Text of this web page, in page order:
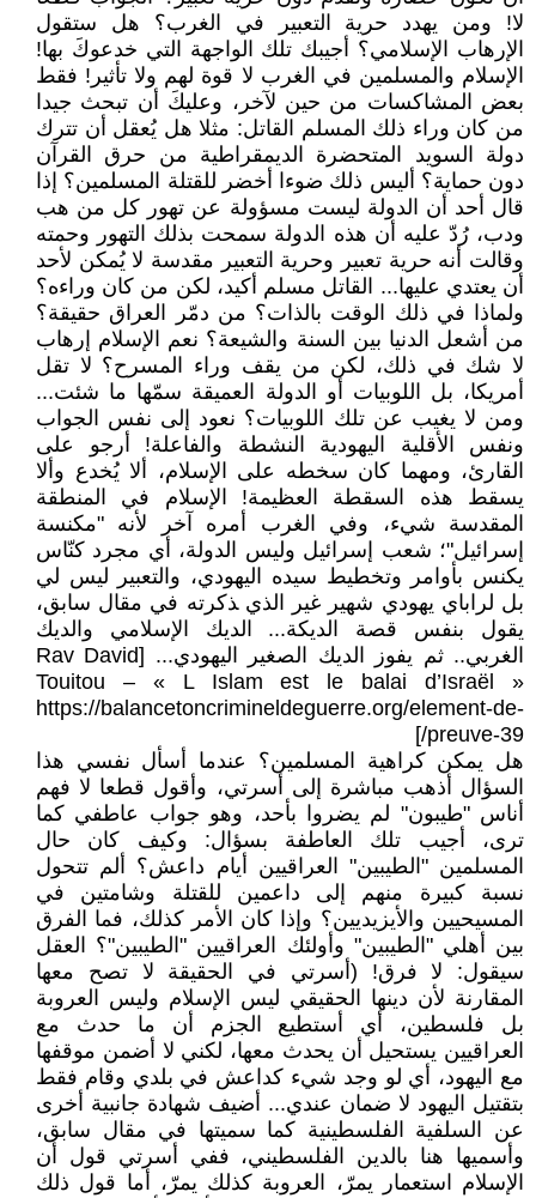
لا! ومن يهدد حرية التعبير في الغرب؟ هل ستقول
الإرهاب الإسلامي؟ أجيبك تلك الواجهة التي خدعوكَ بها!
الإسلام والمسلمين في الغرب لا قوة لهم ولا تأثير! فقط
بعض المشاكسات من حين لآخر، وعليكَ أن تبحث جيدا
من كان وراء ذلك المسلم القاتل: مثلا هل يُعقل أن تترك
دولة السويد المتحضرة الديمقراطية من حرق القرآن
دون حماية؟ أليس ذلك ضوءا أخضر للقتلة المسلمين؟ إذا
قال أحد أن الدولة ليست مسؤولة عن تهور كل من هب
ودب، رُدّ عليه أن هذه الدولة سمحت بذلك التهور وحمته
وقالت أنه حرية تعبير وحرية التعبير مقدسة لا يُمكن لأحد
أن يعتدي عليها... القاتل مسلم أكيد، لكن من كان وراءه؟
ولماذا في ذلك الوقت بالذات؟ من دمّر العراق حقيقة؟
من أشعل الدنيا بين السنة والشيعة؟ نعم الإسلام إرهاب
لا شك في ذلك، لكن من يقف وراء المسرح؟ لا تقل
أمريكا، بل اللوبيات أو الدولة العميقة سمّها ما شئت...
ومن لا يغيب عن تلك اللوبيات؟ نعود إلى نفس الجواب
ونفس الأقلية اليهودية النشطة والفاعلة! أرجو على
القارئ، ومهما كان سخطه على الإسلام، ألا يُخدع وألا
يسقط هذه السقطة العظيمة! الإسلام في المنطقة
المقدسة شيء، وفي الغرب أمره آخر لأنه "مكنسة
إسرائيل"؛ شعب إسرائيل وليس الدولة، أي مجرد كنّاس
يكنس بأوامر وتخطيط سيده اليهودي، والتعبير ليس لي
بل لراباي يهودي شهير غير الذي ‍ذكرته في مقال سابق،
يقول بنفس قصة الديكة... الديك الإسلامي والديك
الغربي.. ثم يفوز الديك الصغير اليهودي... [Rav David
Touitou – « L Islam est le balai d’Israël »
https://balancetoncrimineldeguerre.org/element-de-
preuve-39/]
هل يمكن كراهية المسلمين؟ عندما أسأل نفسي هذا
السؤال أذهب مباشرة إلى أسرتي، وأقول قطعا لا فهم
أناس "طيبون" لم يضروا بأحد، وهو جواب عاطفي كما
ترى، أجيب تلك العاطفة بسؤال: وكيف كان حال
المسلمين "الطيبين" العراقيين أيام داعش؟ ألم تتحول
نسبة كبيرة منهم إلى داعمين للقتلة وشامتين في
المسيحيين والأيزيديين؟ وإذا كان الأمر كذلك، فما الفرق
بين أهلي "الطيبين" وأولئك العراقيين "الطيبين"؟ العقل
سيقول: لا فرق! (أسرتي في الحقيقة لا تصح معها
المقارنة لأن دينها الحقيقي ليس الإسلام وليس العروبة
بل فلسطين، أي أستطيع الجزم أن ما حدث مع
العراقيين يستحيل أن يحدث معها، لكني لا أضمن موقفها
مع اليهود، أي لو وجد شيء كداعش في بلدي وقام فقط
بتقتيل اليهود لا ضمان عندي... أضيف شهادة جانبية أخرى
عن السلفية الفلسطينية كما سميتها في مقال سابق،
وأسميها هنا بالدين الفلسطيني، ففي أسرتي قول أن
الإسلام استعمار يمرّ، العروبة كذلك يمرّ، أما قول ذلك